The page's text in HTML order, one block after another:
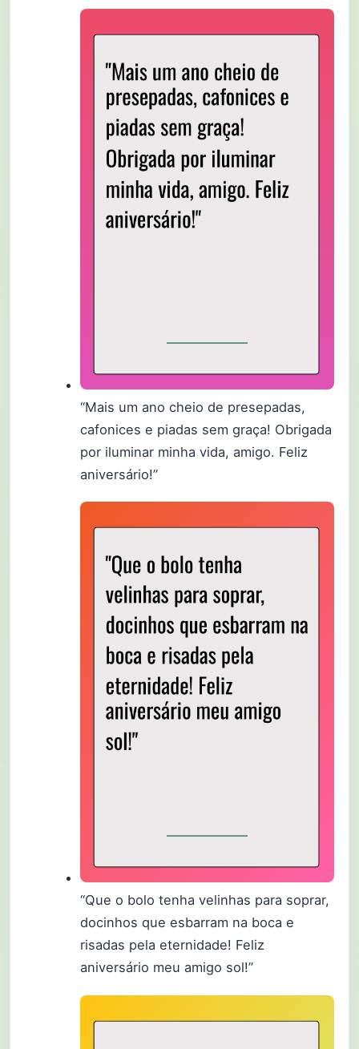
“Mais um ano cheio de presepadas,
cafonices e piadas sem graça! Obrigada
por iluminar minha vida, amigo. Feliz
aniversário!”
“Que o bolo tenha velinhas para soprar,
docinhos que esbarram na boca e
risadas pela eternidade! Feliz
aniversário meu amigo sol!”